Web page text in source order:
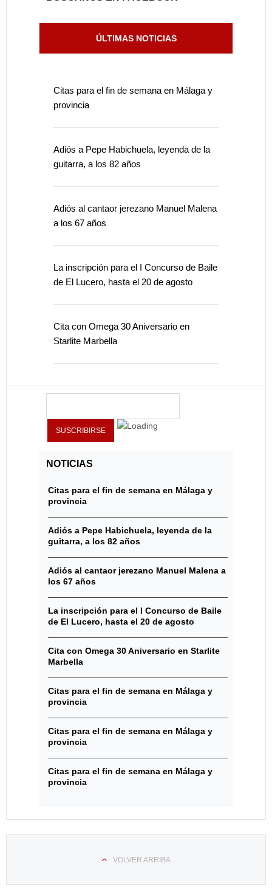
ÚLTIMAS NOTICIAS
Citas para el fin de semana en Málaga y
provincia
Adiós a Pepe Habichuela, leyenda de la
guitarra, a los 82 años
Adiós al cantaor jerezano Manuel Malena
a los 67 años
La inscripción para el I Concurso de Baile
de El Lucero, hasta el 20 de agosto
Cita con Omega 30 Aniversario en
Starlite Marbella
NOTICIAS
Citas para el fin de semana en Málaga y
provincia
Adiós a Pepe Habichuela, leyenda de la
guitarra, a los 82 años
Adiós al cantaor jerezano Manuel Malena a
los 67 años
La inscripción para el I Concurso de Baile
de El Lucero, hasta el 20 de agosto
Cita con Omega 30 Aniversario en Starlite
Marbella
Citas para el fin de semana en Málaga y
provincia
Citas para el fin de semana en Málaga y
provincia
Citas para el fin de semana en Málaga y
provincia
VOLVER ARRIBA